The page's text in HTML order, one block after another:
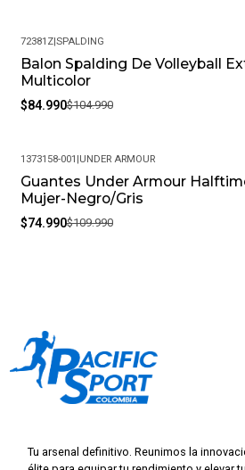
-19%
72381Z|SPALDING
Balon Spalding De Volleyball
Multicolor
$84.990$104.990
-32%
1373158-001 |UNDER ARMOUR
Guantes Under Armour
Mujer-Negro/Gris
$74.990$109.990
Tu arsenal definitivo. Reunimos la